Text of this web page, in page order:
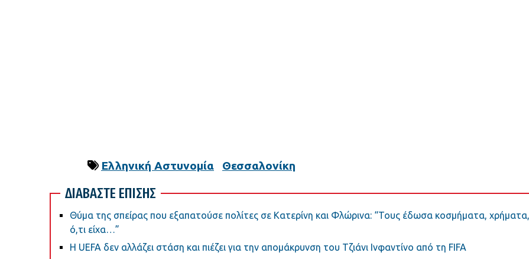
Ελληνική Αστυνομία Θεσσαλονίκη
ΔΙΑΒΑΣΤΕ ΕΠΙΣΗΣ
Θύμα της σπείρας που εξαπατούσε πολίτες σε Κατερίνη και Φλώρινα: “Τους έδωσα κοσμήματα, χρήματα,
ό,τι είχα…”
Η UEFA δεν αλλάζει στάση και πιέζει για την απομάκρυνση του Τζιάνι Ινφαντίνο από τη FIFA